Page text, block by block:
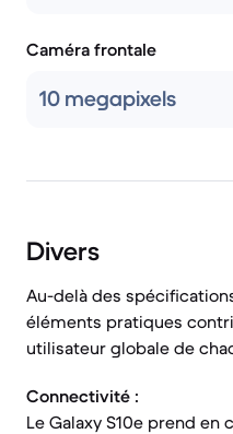
Caméra frontale
10 megapixels
Divers
Au-delà des
éléments pratiques
utilisateur globale de
Connectivité :
Le Galaxy S10e prend en